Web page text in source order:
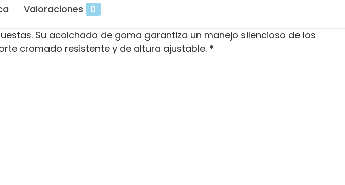
Valoraciones 0
Su acolchado de goma garantiza un manejo silencioso de los
cromado resistente y de altura ajustable. *